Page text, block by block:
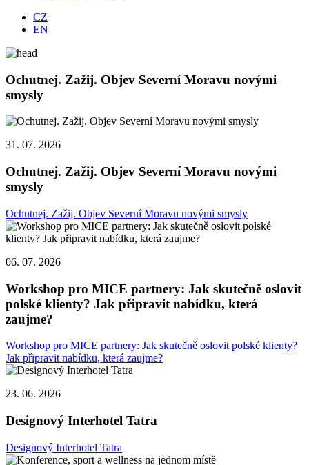
CZ
EN
Ochutnej. Zažij. Objev Severní Moravu novými
smysly
31. 07. 2026
Ochutnej. Zažij. Objev Severní Moravu novými
smysly
Ochutnej. Zažij. Objev Severní Moravu novými smysly
06. 07. 2026
Workshop pro MICE partnery: Jak skutečně oslovit
polské klienty? Jak připravit nabídku, která
zaujme?
Workshop pro MICE partnery: Jak skutečně oslovit polské klienty?
Jak připravit nabídku, která zaujme?
23. 06. 2026
Designový Interhotel Tatra
Designový Interhotel Tatra